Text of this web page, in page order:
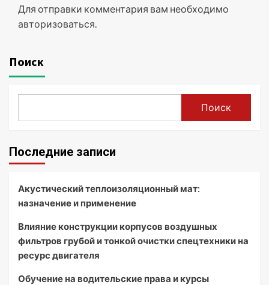
Для отправки комментария вам необходимо
авторизоваться
Поиск
Поиск
Последние записи
Акустический теплоизоляционный мат:
назначение и применение
Влияние конструкции корпусов воздушных
фильтров грубой и тонкой очистки спецтехники на
ресурс двигателя
Обучение на водительские права и курсы